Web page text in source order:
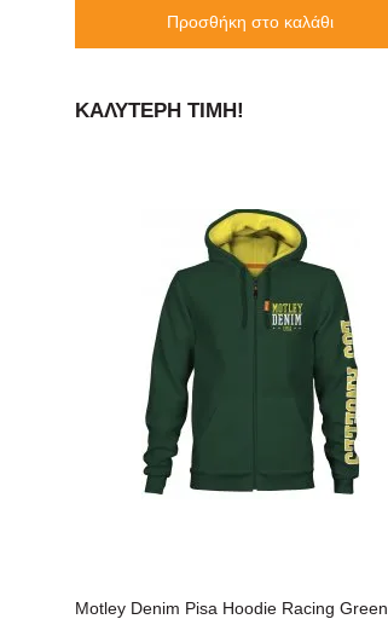
Προσθήκη στο καλάθι
ΚΑΛΎΤΕΡΗ ΤΙΜΉ!
Motley Denim Pisa Hoodie Racing Green